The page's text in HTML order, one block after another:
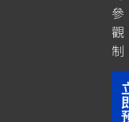
參
觀
制